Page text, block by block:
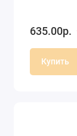
635.00р.
Купить